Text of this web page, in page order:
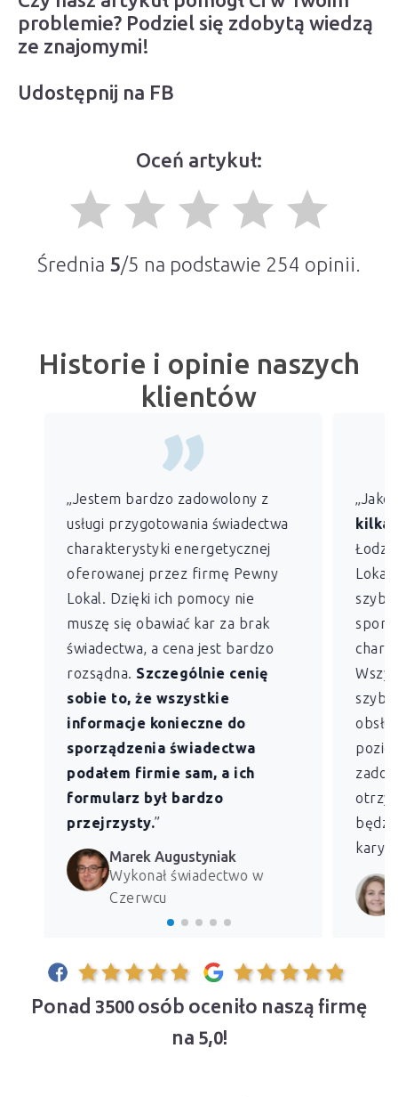
problemie? Podziel się zdobytą wiedzą
ze znajomymi!
Udostępnij na FB
Oceń artykuł:
grade grade grade grade grade
Średnia 5/5 na podstawie 254 opinii.
Historie i opinie naszych
klientów
„Jestem bardzo zadowolony z
usługi przygotowania świadectwa
charakterystyki energetycznej
oferowanej przez firmę Pewny
Lokal. Dzięki ich pomocy nie
muszę się obawiać kar za brak
świadectwa, a cena jest bardzo
rozsądna. Szczególnie cenię
sobie to, że wszystkie
informacje konieczne do
sporządzenia świadectwa
podałem firmie sam, a ich
formularz był bardzo
przejrzysty.”
Marek Augustyniak
Wykonał świadectwo w
Czerwcu
„Jako
Łodzi)
Lokal
kary
Ponad 3500 osób oceniło naszą firmę
na 5,0!